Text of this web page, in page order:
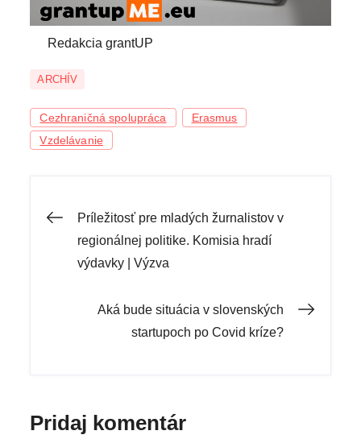
Redakcia grantUP
ARCHÍV
Cezhraničná spolupráca
Erasmus
Vzdelávanie
Navigácia
článku
Príležitosť pre mladých žurnalistov v
regionálnej politike. Komisia hradí
výdavky | Výzva
Aká bude situácia v slovenských
startupoch po Covid kríze?
Pridaj komentár